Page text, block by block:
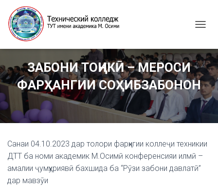
G
G
L
E
N
A
V
G
T
ЗАБОНИ ТОҶИКӢ – МЕРОСИ
ФАРҲАНГИИ СОҲИБЗАБОНОН
Санаи 04.10.2023 дар толори фарҳнгии коллеҷи техникии
ДТТ ба номи академик М.Осимӣ конференсияи илмӣ –
амалии ҷумҳуриявӣ бахшида ба “Рӯзи забони давлатӣ”
дар мавзӯи